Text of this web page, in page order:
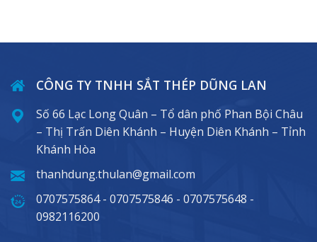
CÔNG TY TNHH SẮT THÉP DŨNG LAN
Số 66 Lạc Long Quân – Tổ dân phố Phan Bội Châu
– Thị Trấn Diên Khánh – Huyện Diên Khánh – Tỉnh
Khánh Hòa
thanhdung.thulan@gmail.com
0707575864 - 0707575846 - 0707575648 -
0982116200